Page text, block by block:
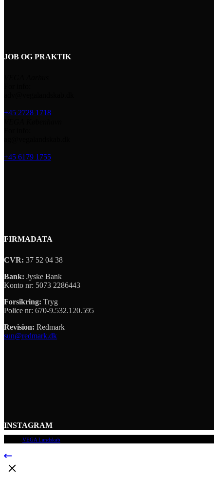
JOB OG PRAKTIK
+45 2728 1718
+45 6179 1755
FIRMADATA
CVR: 37 52 04 38
Bank: Jyske Bank
Konto nr: 5073 2286443
Forsikring: Tryg
Police nr: 670-9.532.120.595
Revision: Redmark
sun@redmark.dk
INSTAGRAM
VEGA Landskab